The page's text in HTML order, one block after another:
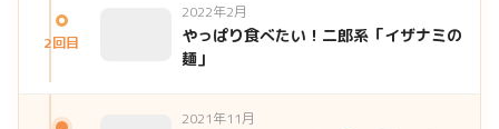
2回目
2022年2月
やっぱり食べたい！二郎系「イザナミの
麺」
2021年11月